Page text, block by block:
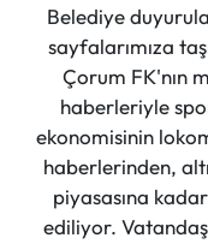
Belediye
sayfalarımıza
Çorum FK'nın
haberleriyle
ekonomisinin
haberlerinden,
piyasasına
ediliyor.